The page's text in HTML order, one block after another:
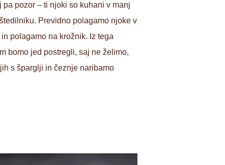
pozor – ti njoki so kuhani v manj
Previdno polagamo njoke v
polagamo na krožnik. Iz tega
bomo jed postregli, saj ne želimo,
s šparglji in čeznje naribamo